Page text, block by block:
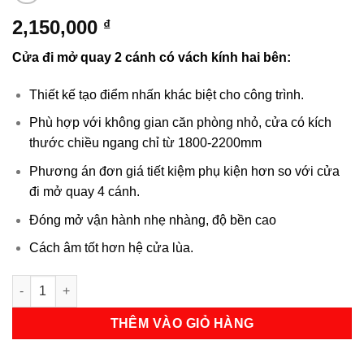
2,150,000 ₫
Cửa đi mở quay 2 cánh có vách kính hai bên:
Thiết kế tạo điểm nhấn khác biệt cho công trình.
Phù hợp với không gian căn phòng nhỏ, cửa có kích
thước chiều ngang chỉ từ 1800-2200mm
Phương án đơn giá tiết kiệm phụ kiện hơn so với cửa
đi mở quay 4 cánh.
Đóng mở vận hành nhẹ nhàng, độ bền cao
Cách âm tốt hơn hệ cửa lùa.
CỬA ĐI MỞ QUAY 2 CÁNH - VÁCH KÍNH 2 BÊN số lượng
THÊM VÀO GIỎ HÀNG